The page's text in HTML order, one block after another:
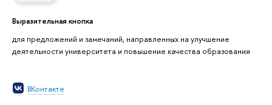
Выразительная кнопка
для предложений и замечаний, направленных на улучшение
деятельности университета и повышение качества образования
ВКонтакте